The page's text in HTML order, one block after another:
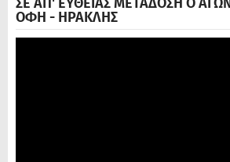
ΟΦΗ - ΗΡΑΚΛΗΣ